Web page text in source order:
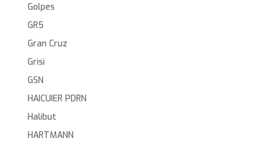
Golpes
GR5
Gran Cruz
Grisi
GSN
HAICUIER PDRN
Halibut
HARTMANN